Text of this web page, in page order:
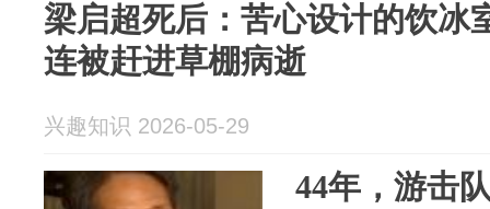
梁启超死后：苦心设计的饮冰
连被赶进草棚病逝
兴趣知识 2026-05-29
44年，游击